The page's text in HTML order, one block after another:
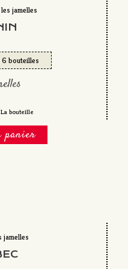
6 bouteilles
bouteille
panier